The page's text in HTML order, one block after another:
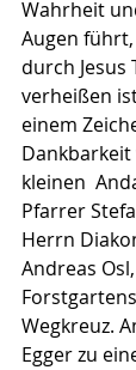
Wahrheit
Augen
durch Jesus
verheißen
einem
kleinen
Pfarrer
Herrn
Andreas
Wegkreuz.
Egger zu